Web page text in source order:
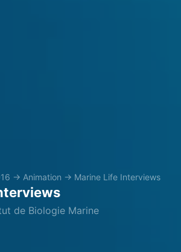
→ Animation → Marine Life Interviews
de Biologie Marine